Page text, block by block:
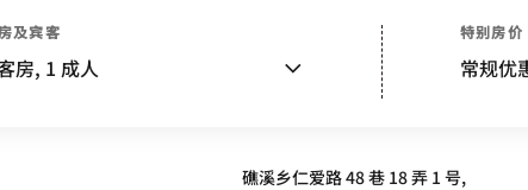
及宾客
房, 1 成人
特别房价
常规优
YILAN JIAOXI
礁溪乡仁爱路 48 巷 18 弄 1 号,